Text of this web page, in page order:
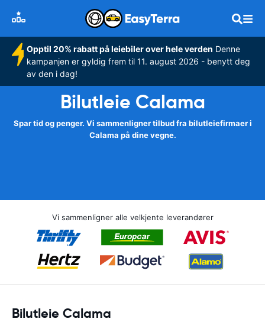
Opptil 20% rabatt på leiebiler over hele verden Denne
kampanjen er gyldig frem til 11. august 2026 - benytt deg
av den i dag!
Bilutleie Calama
Spar tid og penger. Vi sammenligner tilbud fra bilutleiefirmaer i
Calama på dine vegne.
Vi sammenligner alle velkjente leverandører
Bilutleie Calama